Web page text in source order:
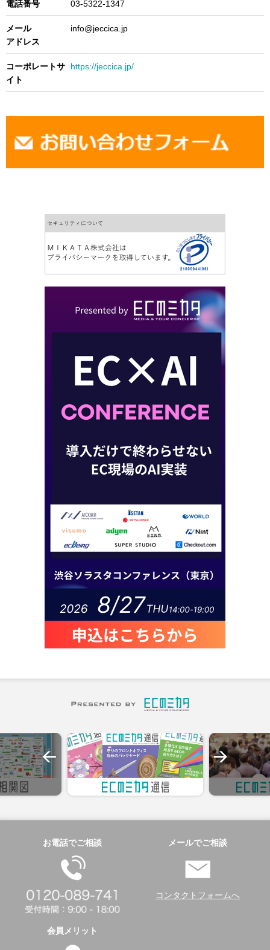
電話番号 03-5322-1347
メール
アドレス
info@jeccica.jp
コーポレートサ
イト
https://jeccica.jp/
お電話でご相談 メールでご相談
コンタクトフォームへ
会員メリット